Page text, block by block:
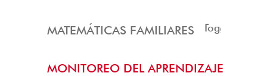
MATEMÁTICAS FAMILIARES
Toggle
MONITOREO DEL APRENDIZAJE